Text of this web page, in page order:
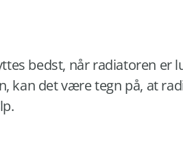
bedst, når radiatoren er
kan det være tegn på, at